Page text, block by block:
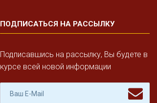
ПОДПИСАТЬСЯ НА РАССЫЛКУ
Подписавшись на рассылку, Вы будете в
курсе всей новой информации